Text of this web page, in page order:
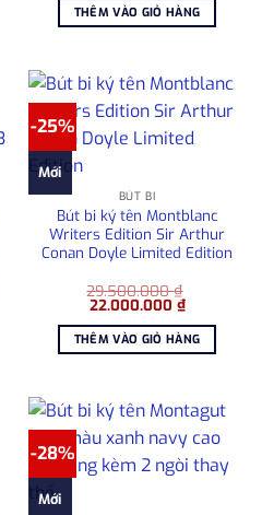
là:
2.150.000 ₫.
THÊM VÀO GIỎ HÀNG
-25%
Mới
BÚT BI
Bút bi ký tên Montblanc
Writers Edition Sir Arthur
Conan Doyle Limited Edition
29.500.000₫
Giá
là:
29.500.000 ₫.
22.000.000 ₫Giá
tại
là:
THÊM VÀO GIỎ HÀNG
-28%
Mới